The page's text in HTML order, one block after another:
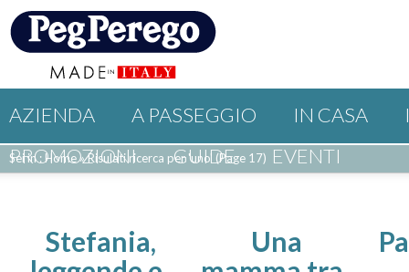
AZIENDA A PASSEGGIO IN CASA
PROMOZIONI
GUIDE EVENTI
Sei in : Home»Risulati ricerca per 'uno' (Page 17)
Stefania,
Una